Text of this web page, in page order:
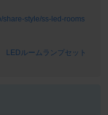
share-style/ss-led-rooms
ルームランプセット